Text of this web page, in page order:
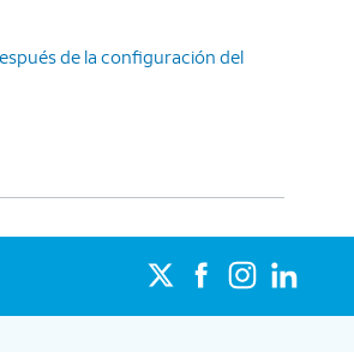
de la configuración del